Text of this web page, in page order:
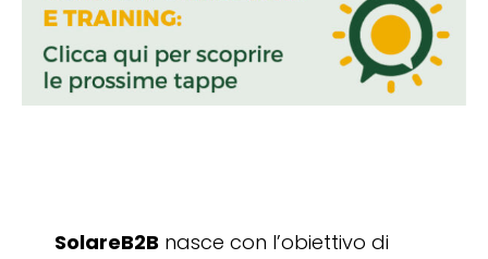
SolareB2B nasce con l’obiettivo di